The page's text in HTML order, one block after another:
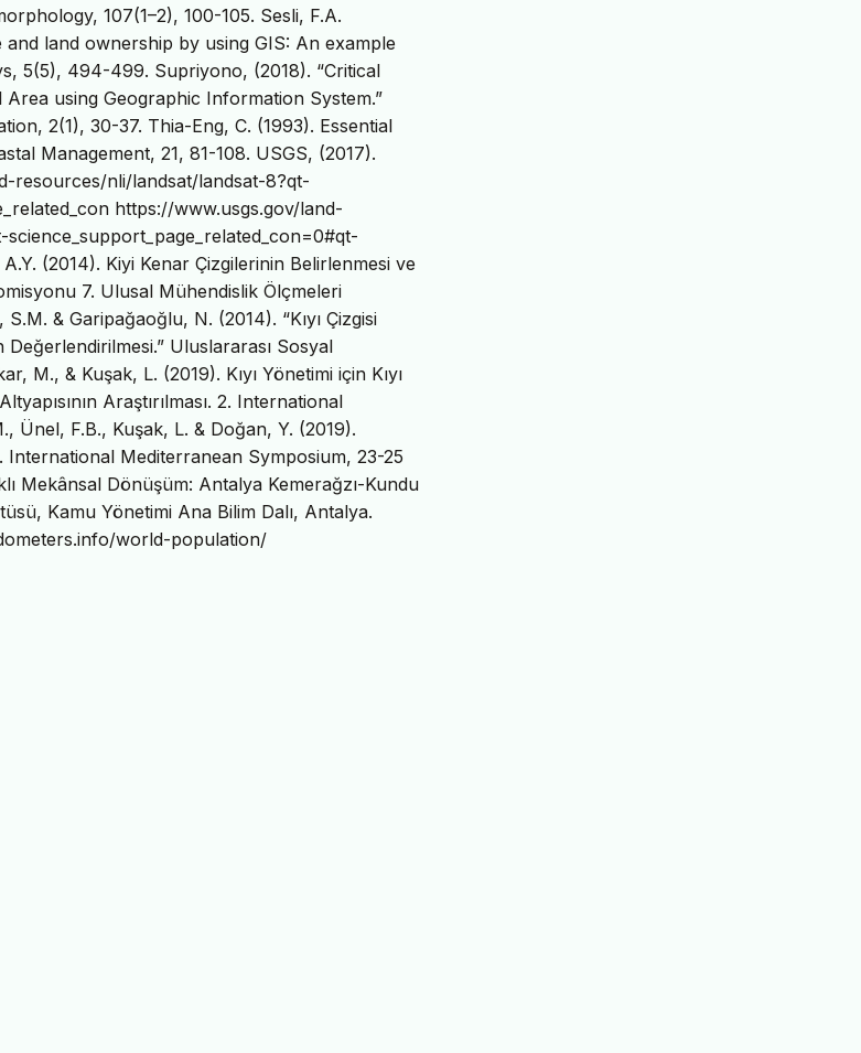
107(1–2), 100-105. Sesli, F.A.
land ownership by using GIS: An example
5(5), 494-499. Supriyono, (2018). “Critical
using Geographic Information System.”
2(1), 30-37. Thia-Eng, C. (1993). Essential
Management, 21, 81-108. USGS, (2017).
resources/nli/landsat/landsat-8?qt-
https://www.usgs.gov/land-
(2014). Kiyi Kenar Çizgilerinin Belirlenmesi ve
7. Ulusal Mühendislik Ölçmeleri
& Garipağaoğlu, N. (2014). “Kıyı Çizgisi
Değerlendirilmesi.” Uluslararası Sosyal
M., & Kuşak, L. (2019). Kıyı Yönetimi için Kıyı
Araştırılması. 2. International
Ünel, F.B., Kuşak, L. & Doğan, Y. (2019).
Mediterranean Symposium, 23-25
Mekânsal Dönüşüm: Antalya Kemerağzı-Kundu
Kamu Yönetimi Ana Bilim Dalı, Antalya.
world-population/